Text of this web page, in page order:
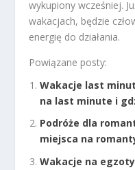
wykupiony wcześniej.
wakacjach, będzie
energię do działania.
Powiązane posty:
Wakacje last
na last minute i
Podróże dla
miejsca na
Wakacje na